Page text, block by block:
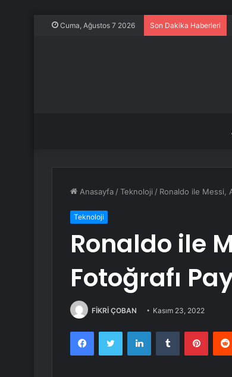
Cuma, Ağustos 7 2026 Son Dakika Haberleri
Anasayfa /Teknoloji / Ronaldo ile Messi,
Teknoloji
Ronaldo ile
Fotoğrafı
FİKRİ ÇOBAN Kasım 23, 2022
FacebookTwitter LinkedInTumblr